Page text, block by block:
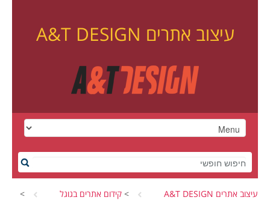
עיצוב אתרים A&T DESIGN
עיצוב אתרים A&T DESIGN > קידום אתרים בגוגל >